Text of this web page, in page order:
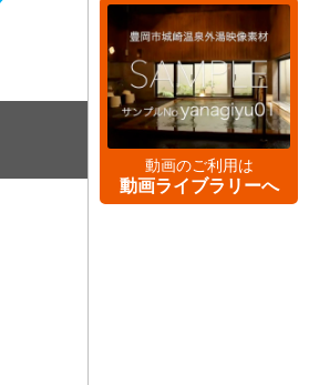
動画のご利用は
動画ライブラリーへ